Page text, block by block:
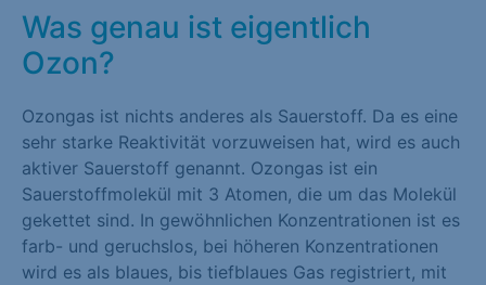
Was genau ist eigentlich
Ozon?
Ozongas ist nichts anderes als Sauerstoff. Da es eine
sehr starke Reaktivität vorzuweisen hat, wird es auch
aktiver Sauerstoff genannt. Ozongas ist ein
Sauerstoffmolekül mit 3 Atomen, die um das Molekül
gekettet sind. In gewöhnlichen Konzentrationen ist es
farb- und geruchslos, bei höheren Konzentrationen
wird es als blaues, bis tiefblaues Gas registriert, mit